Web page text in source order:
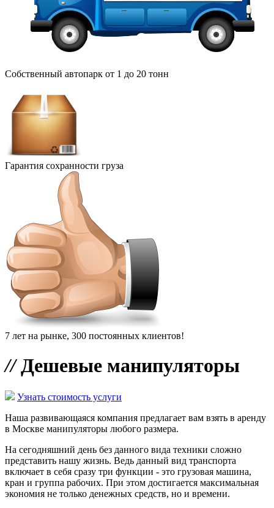
Собственный автопарк от 1 до 20 тонн
Гарантия сохранности груза
7 лет на рынке, 300 постоянных клиентов!
//Дешевые манипуляторы
Узнать стоимость услуги
Наша развивающаяся компания предлагает вам взять в аренду
в Москве манипуляторы любого размера.
На сегодняшний день без данного вида техники сложно
представить нашу жизнь. Ведь данный вид транспорта
включает в себя сразу три функции - это грузовая машина,
кран и группа рабочих. При этом достигается максимальная
экономия не только денежных средств, но и времени.